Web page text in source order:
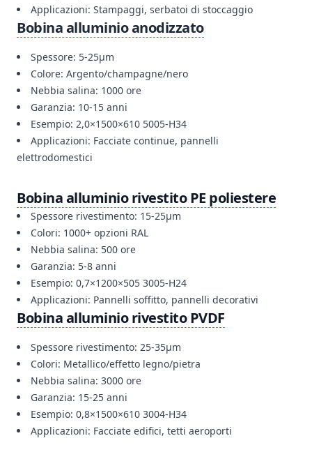
Applicazioni: Stampaggi, serbatoi di stoccaggio
Bobina alluminio anodizzato
Spessore: 5-25μm
Colore: Argento/champagne/nero
Nebbia salina: 1000 ore
Garanzia: 10-15 anni
Esempio: 2,0×1500×610 5005-H34
Applicazioni: Facciate continue, pannelli
elettrodomestici
Bobina alluminio rivestito PE poliestere
Spessore rivestimento: 15-25μm
Colori: 1000+ opzioni RAL
Nebbia salina: 500 ore
Garanzia: 5-8 anni
Esempio: 0,7×1200×505 3005-H24
Applicazioni: Pannelli soffitto, pannelli decorativi
Bobina alluminio rivestito PVDF
Spessore rivestimento: 25-35μm
Colori: Metallico/effetto legno/pietra
Nebbia salina: 3000 ore
Garanzia: 15-25 anni
Esempio: 0,8×1500×610 3004-H34
Applicazioni: Facciate edifici, tetti aeroporti